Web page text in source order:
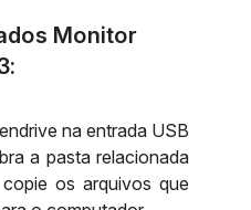
Monitor
na entrada USB
a pasta relacionada
os arquivos que